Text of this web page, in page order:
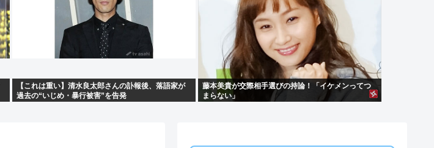
【これは重い】清水良太郎さんの訃報後、落語家が
過去の“いじめ・暴行被害”を告発
藤本美貴が交際相手選びの持論！「イケメンってつ
まらない」